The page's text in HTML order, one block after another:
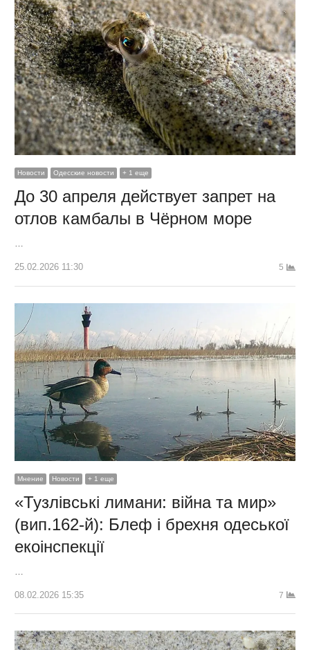
Новости Одесские новости + 1 еще
До 30 апреля действует запрет на
отлов камбалы в Чёрном море
25.02.2026 11:30 5
Мнение Новости + 1 еще
«Тузлівські лимани: війна та мир»
(вип.162-й): Блеф і брехня одеської
екоінспекції
08.02.2026 15:35 7